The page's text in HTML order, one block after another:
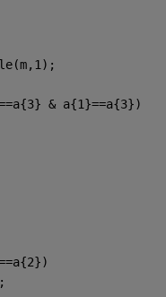
& a{1}==a{3})